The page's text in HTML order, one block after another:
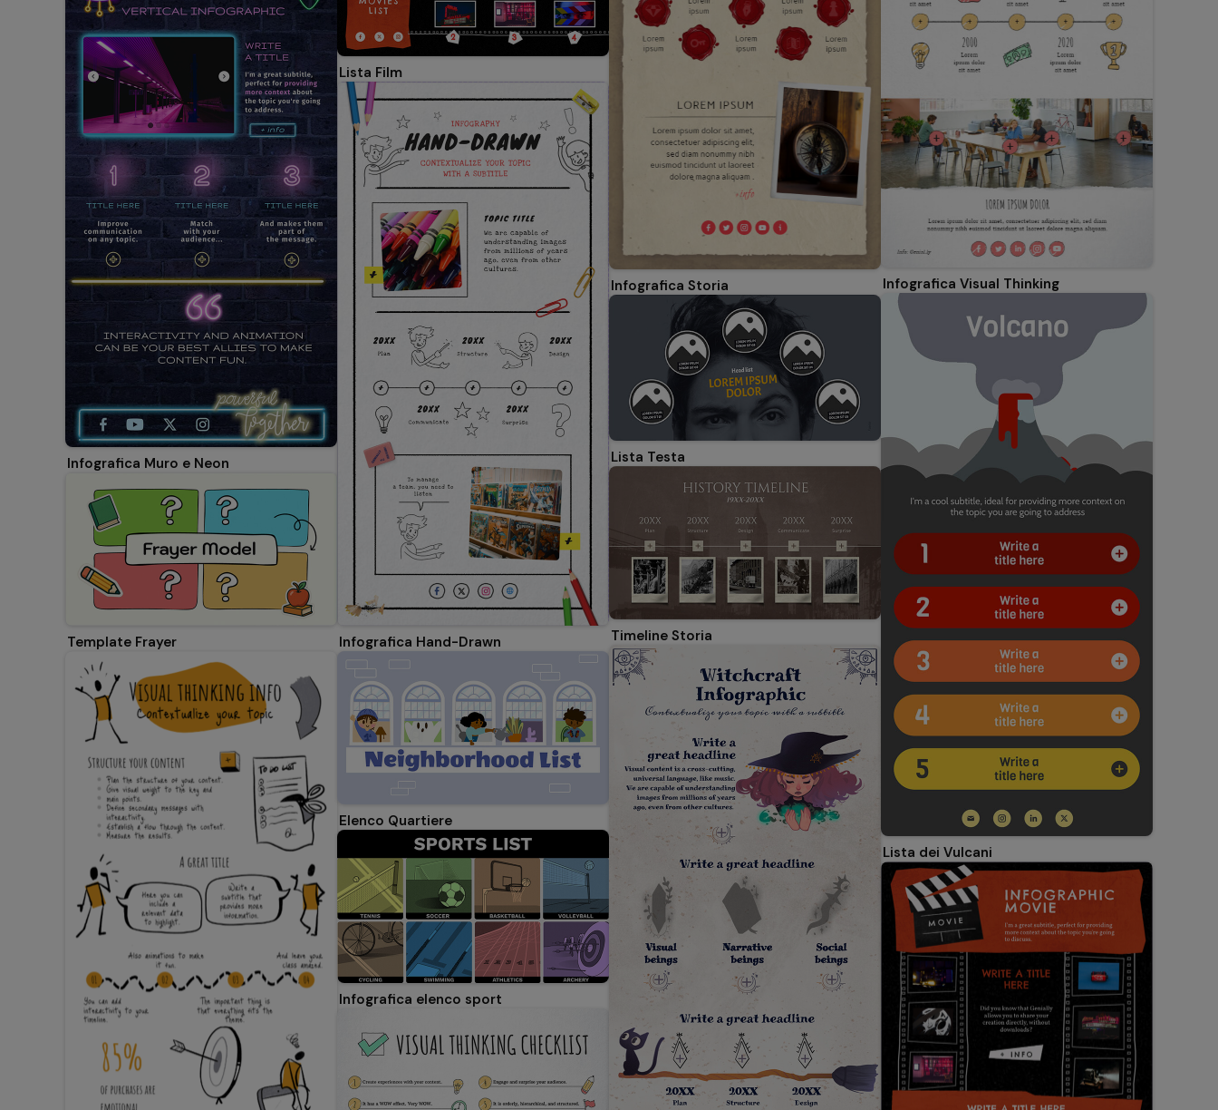
Infografica Muro e Neon
Template Frayer
Lista Film
Infografica Hand-Drawn
Elenco Quartiere
Infografica elenco sport
Infografica Storia
Lista Testa
Timeline Storia
Infografica Visual Thinking
Lista dei Vulcani